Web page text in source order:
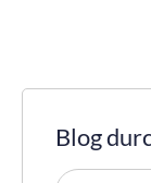
Blog